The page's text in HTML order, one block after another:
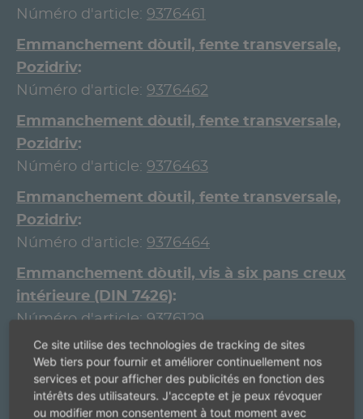
Núméro d'article: 9376461
Emmanchement d`outil, fente transversale,
Pozidriv
Núméro d'article: 9376462
Emmanchement d`outil, fente transversale,
Pozidriv
Núméro d'article: 9376463
Emmanchement d`outil, fente transversale,
Pozidriv
Núméro d'article: 9376464
Emmanchement d`outil, vis à six pans creux
intérieure (DIN 7426)
Núméro d'article:9376129
Emmanchement d`outil, vis à six pans creux
intérieure (DIN 7426)
Núméro d'article:9376130
Ce site utilise des technologies de tracking de sites
Web tiers pour fournir et améliorer continuellement nos
services et pour afficher des publicités en fonction des
intérêts des utilisateurs. J'accepte et je peux révoquer
ou modifier mon consentement à tout moment avec